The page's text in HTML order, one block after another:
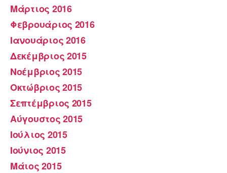
Μάρτιος 2016
Φεβρουάριος 2016
Ιανουάριος 2016
Δεκέμβριος 2015
Νοέμβριος 2015
Οκτώβριος 2015
Σεπτέμβριος 2015
Αύγουστος 2015
Ιούλιος 2015
Ιούνιος 2015
Μάιος 2015